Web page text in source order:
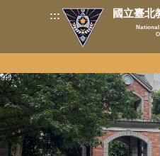
內
容
區
::: 國立臺北